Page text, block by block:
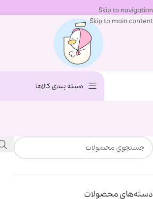
Skip to navigation
Skip to main content
دسته بندی کالاها
دسته‌های محصولات